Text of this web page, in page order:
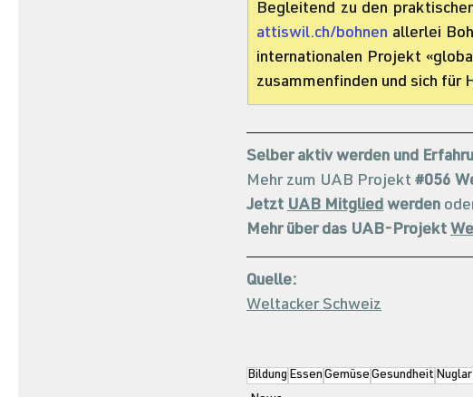
Begleitend zu den
attiswil.ch/bohnen allerlei
internationalen Projekt
zusammenfinden und sich für
Selber aktiv werden und
Mehr zum UAB Projekt #056
Jetzt UAB Mitglied werden
Mehr über das UAB-Projekt
Quelle:
Weltacker Schweiz
Bildung EssenGemüse Gesundheit